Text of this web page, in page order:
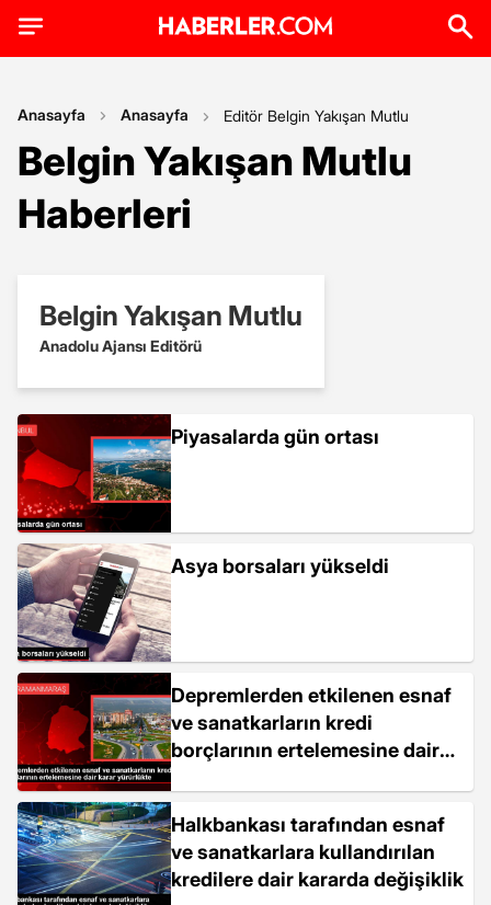
Anasayfa Anasayfa Editör Belgin Yakışan Mutlu
Belgin Yakışan Mutlu
Haberleri
Belgin Yakışan Mutlu
Anadolu Ajansı Editörü
Piyasalarda gün ortası
Asya borsaları yükseldi
Depremlerden etkilenen esnaf
ve sanatkarların kredi
borçlarının ertelemesine dair
Halkbankası tarafından esnaf
ve sanatkarlara kullandırılan
kredilere dair kararda değişiklik